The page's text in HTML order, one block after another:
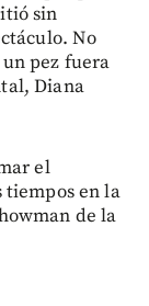
sin
No
pez fuera
Diana
el
tiempos en la
de la